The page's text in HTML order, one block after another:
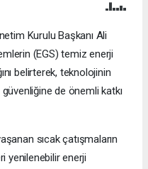
Kurulu Başkanı Ali
(EGS) temiz enerji
belirterek, teknolojinin
de önemli katkı
sıcak çatışmaların
yenilenebilir enerji